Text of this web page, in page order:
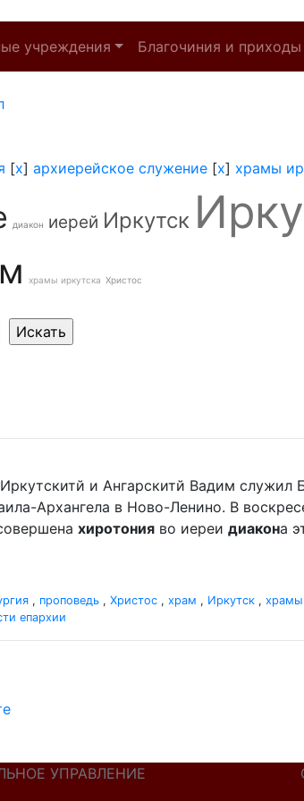
учреждения Благочиния и приходы
[x] архиерейское служение [x] храмы
диакон иерей Иркутск
храмы иркутска Христос
и Ангарскитй Вадим
Архангела в Ново-Ленино. В
хиротония во иереи диакона
, проповедь , Христос , храм , Иркутск , храмы
епархии
УПРАВЛЕНИЕ